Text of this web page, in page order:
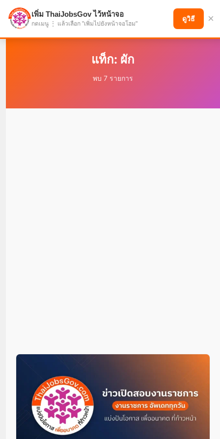
แบ่งปันโอกาส เพื่ออนาคตที่ก้าวหน้า
แท็ก: ผัก
พบ 7 รายการ
เพิ่ม ThaiJobsGov ไว้หน้าจอ
กดเมนู ⋮ แล้วเลือก "เพิ่มไปยังหน้าจอโฮม"
ดูวิธี ×